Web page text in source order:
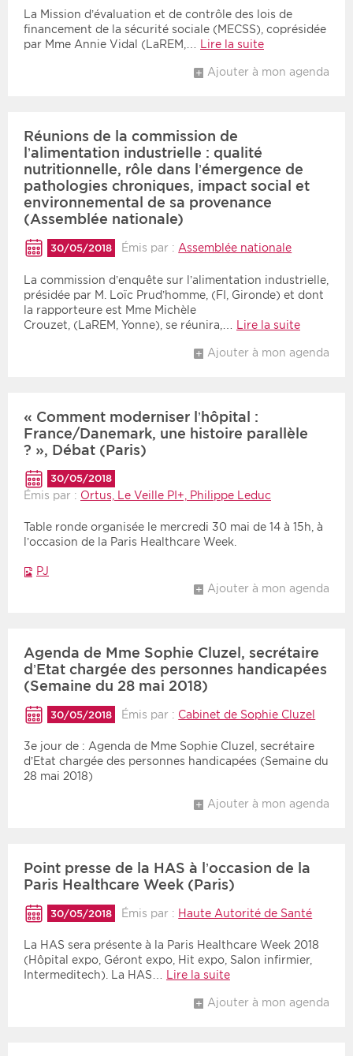
La Mission d’évaluation et de contrôle des lois de
financement de la sécurité sociale (MECSS), coprésidée
par Mme Annie Vidal (LaREM,… Lire la suite
Ajouter à mon agenda
Réunions de la commission de
l’alimentation industrielle : qualité
nutritionnelle, rôle dans l’émergence de
pathologies chroniques, impact social et
environnemental de sa provenance
(Assemblée nationale)
30/05/2018 Émis par : Assemblée nationale
La commission d’enquête sur l’alimentation industrielle,
présidée par M. Loïc Prud’homme, (FI, Gironde) et dont
la rapporteure est Mme Michèle
Crouzet, (LaREM, Yonne), se réunira,…
Lire la suite
Ajouter à mon agenda
« Comment moderniser l’hôpital :
France/Danemark, une histoire parallèle
? », Débat (Paris)
30/05/2018
Émis par : Ortus, Le Veille PI+, Philippe Leduc
Table ronde organisée le mercredi 30 mai de 14 à 15h, à
l’occasion de la Paris Healthcare Week.
PJ
Ajouter à mon agenda
Agenda de Mme Sophie Cluzel, secrétaire
d’Etat chargée des personnes handicapées
(Semaine du 28 mai 2018)
30/05/2018 Émis par : Cabinet de Sophie Cluzel
3e jour de : Agenda de Mme Sophie Cluzel, secrétaire
d’Etat chargée des personnes handicapées (Semaine du
28 mai 2018)
Ajouter à mon agenda
Point presse de la HAS à l’occasion de la
Paris Healthcare Week (Paris)
30/05/2018 Émis par : Haute Autorité de Santé
La HAS sera présente à la Paris Healthcare Week 2018
(Hôpital expo, Géront expo, Hit expo, Salon infirmier,
Intermeditech). La HAS… Lire la suite
Ajouter à mon agenda